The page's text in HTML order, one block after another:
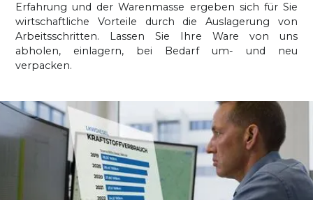
Erfahrung und der Warenmasse ergeben sich für Sie
wirtschaftliche Vorteile durch die Auslagerung von
Arbeitsschritten. Lassen Sie Ihre Ware von uns
abholen, einlagern, bei Bedarf um- und neu
verpacken.